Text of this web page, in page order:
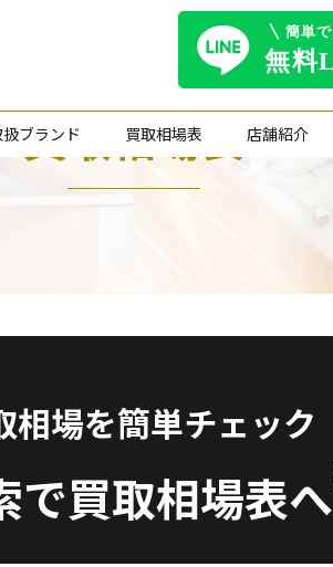
ブランド 買取相場表 店舗紹介
買取相場表
相場を簡単チェック
で買取相場表へ